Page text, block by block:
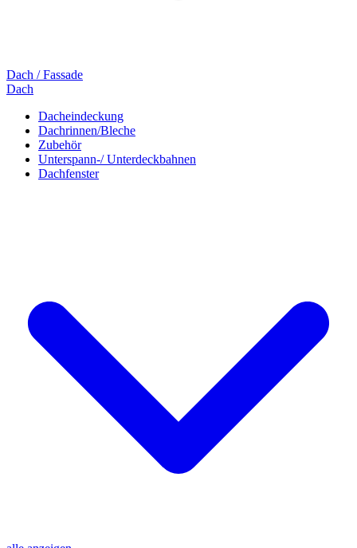
Dach / Fassade
Dach
Dacheindeckung
Dachrinnen/Bleche
Zubehör
Unterspann-/ Unterdeckbahnen
Dachfenster